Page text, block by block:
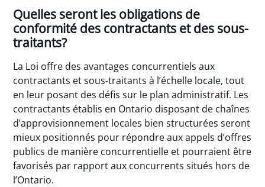
Quelles seront les obligations de
conformité des contractants et des sous-
traitants?
La Loi offre des avantages concurrentiels aux
contractants et sous-traitants à l’échelle locale, tout
en leur posant des défis sur le plan administratif. Les
contractants établis en Ontario disposant de chaînes
d’approvisionnement locales bien structurées seront
mieux positionnés pour répondre aux appels d’offres
publics de manière concurrentielle et pourraient être
favorisés par rapport aux concurrents situés hors de
l’Ontario.